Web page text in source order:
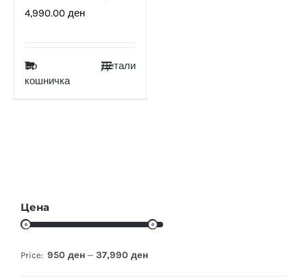
4,990.00 ден
Во
кошничка
Детали
Цена
Price: 950 ден — 37,990 ден